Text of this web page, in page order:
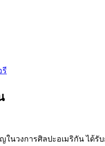
รี
นวงการศิลปะอเมริกัน ได้รับ